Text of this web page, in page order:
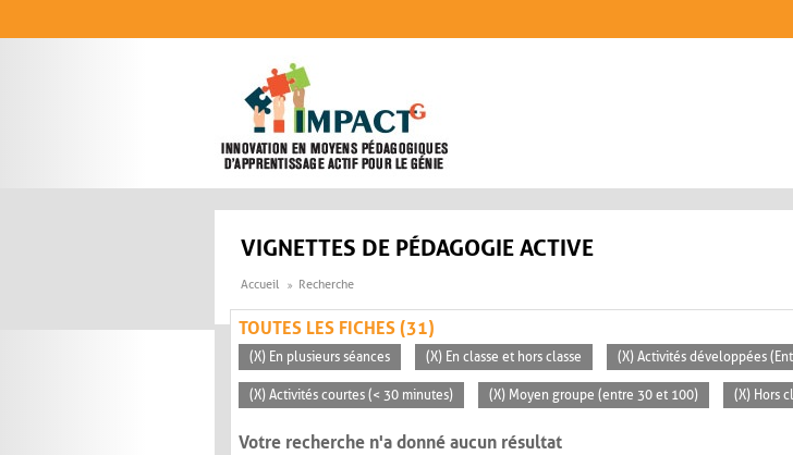
VIGNETTES DE PÉDAGOGIE ACTIVE
Accueil Recherche
TOUTES LES FICHES (31)
(X) En plusieurs séances (X) En classe et hors classe (X) Activités développées
(X) Activités courtes (< 30 minutes) (X) Moyen groupe (entre 30 et 100) (X) Hors
Votre recherche n'a donné aucun résultat